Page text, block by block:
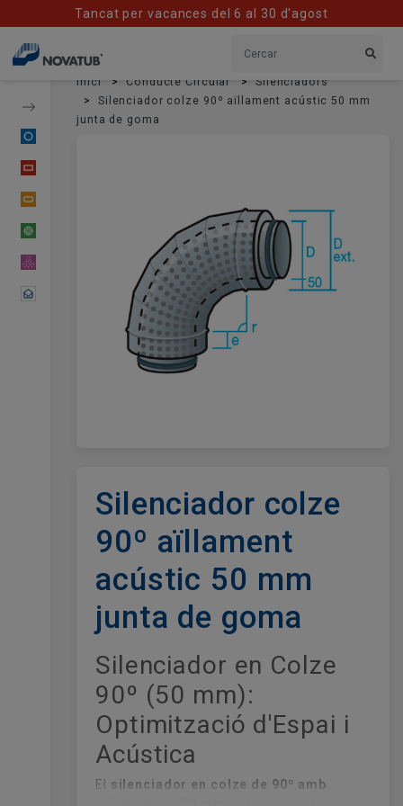
Tancat per vacances del 6 al 30 d'agost
Material Difusor
Inici Conducte Circular
Silenciadors
Silenciador colze 90º aïllament acústic 50 mm
junta de goma
Silenciador colze
90º aïllament
acústic 50 mm
junta de goma
Silenciador en Colze
90º (50 mm):
Optimització d'Espai i
Acústica
El silenciador en colze de 90º amb